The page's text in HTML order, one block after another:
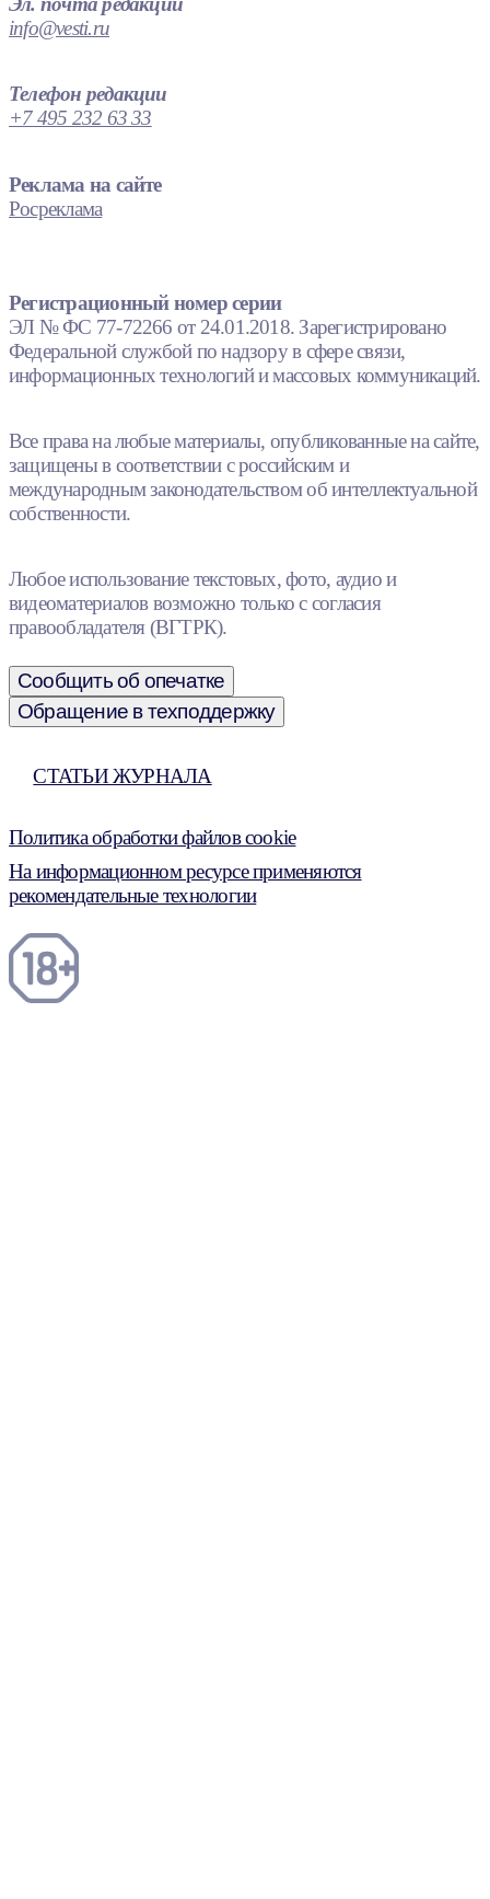
info@vesti.ru
Телефон редакции
+7 495 232 63 33
Реклама на сайте
Росреклама
Регистрационный номер серии
ЭЛ № ФС 77-72266 от 24.01.2018. Зарегистрировано
Федеральной службой по надзору в сфере связи,
информационных технологий и массовых коммуникаций.
Все права на любые материалы, опубликованные на сайте,
защищены в соответствии с российским и
международным законодательством об интеллектуальной
собственности.
Любое использование текстовых, фото, аудио и
видеоматериалов возможно только с согласия
правообладателя (ВГТРК).
Сообщить об опечатке
Обращение в техподдержку
СТАТЬИ ЖУРНАЛА
Политика обработки файлов cookie
На информационном ресурсе применяются
рекомендательные технологии